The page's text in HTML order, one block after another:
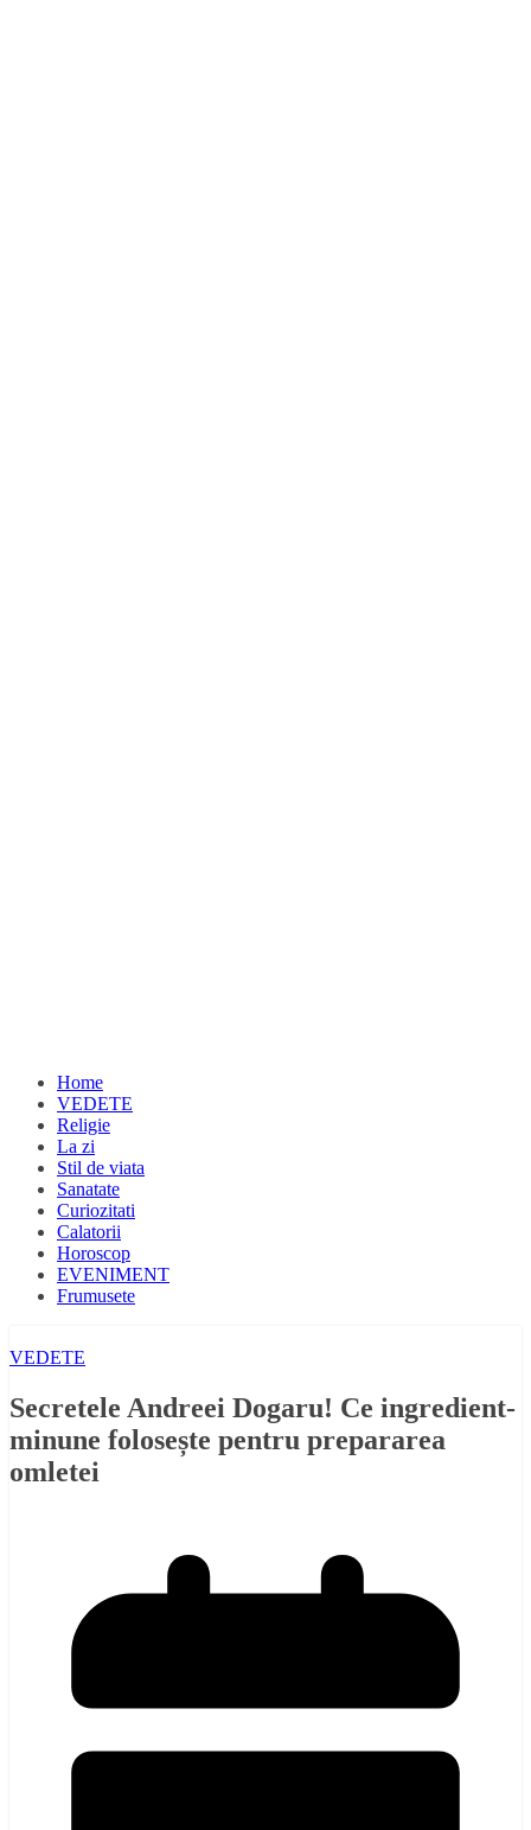
Home
VEDETE
Religie
La zi
Stil de viata
Sanatate
Curiozitati
Calatorii
Horoscop
EVENIMENT
Frumusete
VEDETE
Secretele Andreei Dogaru! Ce ingredient-
minune folosește pentru prepararea
omletei